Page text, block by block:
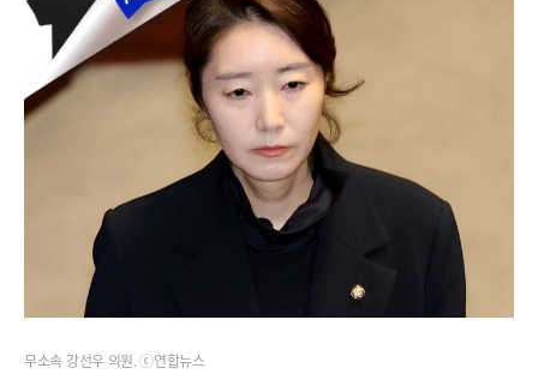
무소속 강선우 의원. ⓒ연합뉴스